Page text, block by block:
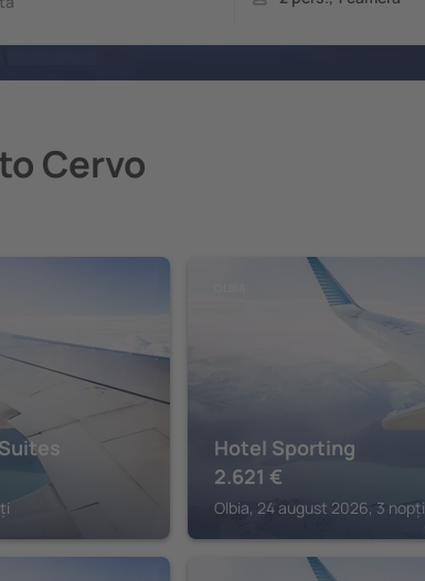
Cervo
Hotel Sporting
2.621 €
Olbia, 24 august 2026, 3 nopți